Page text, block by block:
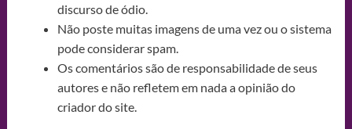
discurso de ódio.
Não poste muitas imagens de uma vez ou o sistema
pode considerar spam.
Os comentários são de responsabilidade de seus
autores e não refletem em nada a opinião do
criador do site.